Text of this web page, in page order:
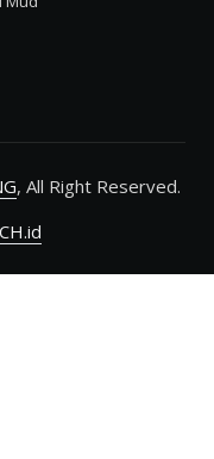
, All Right Reserved.